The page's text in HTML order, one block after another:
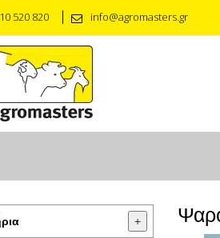
520 820 info@agromasters.gr
+